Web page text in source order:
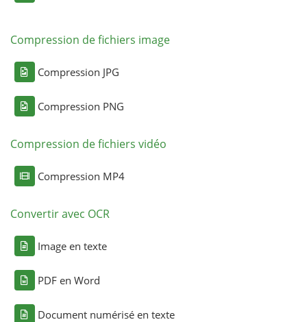
Compression de fichiers image
Compression JPG
Compression PNG
Compression de fichiers vidéo
Compression MP4
Convertir avec OCR
Image en texte
PDF en Word
Document numérisé en texte